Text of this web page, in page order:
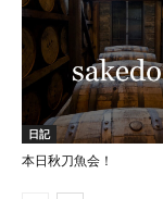
日記
本日秋刀魚会！